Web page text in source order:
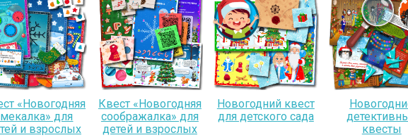
«Новогодняя
для
и взрослых
Квест «Новогодняя
соображалка» для
детей и взрослых
Новогодний квест
для детского сада
квесты